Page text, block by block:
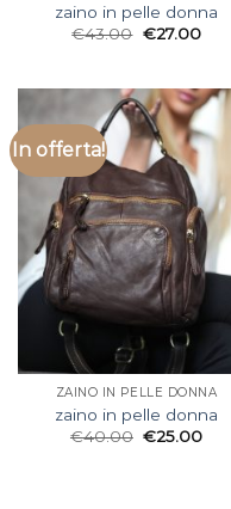
zaino in pelle donna
€43.00 €27.00
In offerta!
ZAINO IN PELLE DONNA
zaino in pelle donna
€40.00 €25.00